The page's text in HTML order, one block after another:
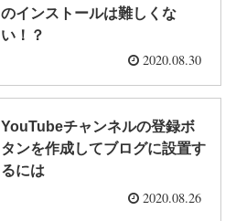
のインストールは難しくな
い！？
2020.08.30
YouTubeチャンネルの登録ボ
タンを作成してブログに設置す
るには
2020.08.26